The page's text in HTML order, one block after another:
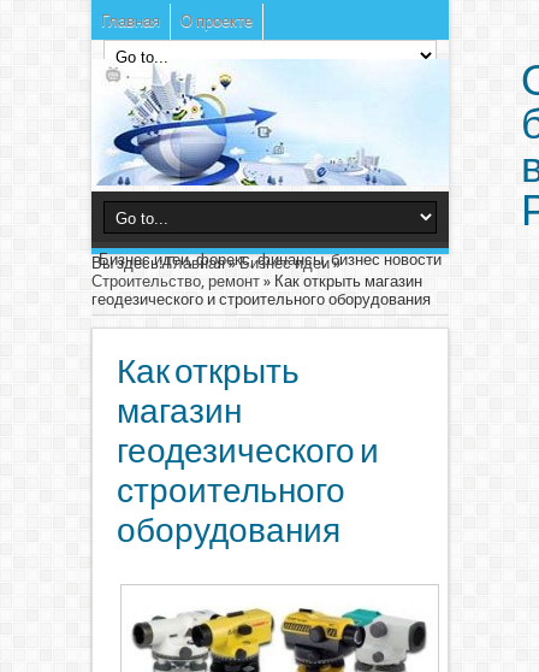
Главная О проекте
Бизнес идеи, форекс, финансы, бизнес новости
Вы здесь:Главная»Бизнес идеи»
Строительство, ремонт» Как открыть магазин
геодезического и строительного оборудования
Как открыть
магазин
геодезического и
строительного
оборудования